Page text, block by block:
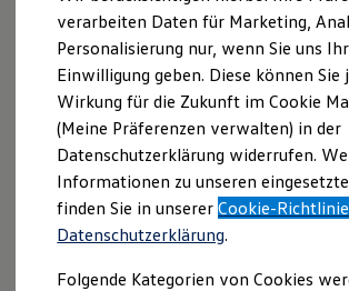
Umbaulösungen und Hersteller
Auf- und Umbauten entdecken &
Groß- und Sonderkunden
Großkunden
Kommunen & Behörden
Journalisten
Sportvereine
Branchenlösungen
Bau & Handwerk
Gewerbliche
Service & mobile
Kurier, Logistik & Handel
Feuerwehr
GmbH & Co.
Hier finden Sie
Autohaus KAHLE GmbH &
verantwortliche Anbieterin
verarbeiten Daten für Marketing,
Personalisierung nur, wenn Sie uns
Einwilligung geben. Diese können
Wirkung für die Zukunft im Cookie
(Meine Präferenzen verwalten) in der
Datenschutzerklärung widerrufen.
Informationen zu unseren
finden Sie in unsererCookie-Richtlinie
Datenschutzerklärung.
Folgende Kategorien von Cookies